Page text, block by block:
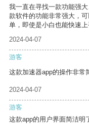
我一直在寻找一款功能强
款软件的功能非常强大，
单，即使是小白也能快速上
2024-04-07
游客
这款加速器app的操作非常
2024-04-07
游客
这款app的用户界面简洁明